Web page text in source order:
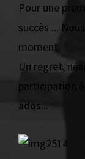
Pour une
succès ...
moment.
Un regret,
participation
ados...